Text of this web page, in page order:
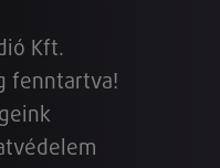
Kft.
fenntartva!